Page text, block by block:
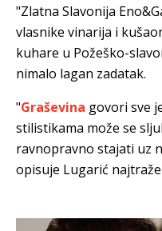
"Zlatna Slavonija
vlasnike vinarija i
kuhare u Požeško-
nimalo lagan zadatak.
"Graševina govori sve
stilistikama može se
ravnopravno stajati uz
opisuje Lugarić